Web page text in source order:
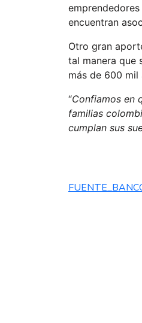
encuentran
Otro gran
tal manera que
más de 600
“Confiamos en
familias
cumplan sus